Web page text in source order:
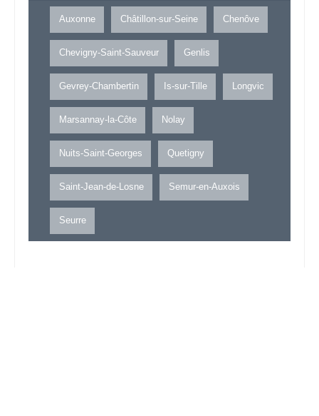
Auxonne Châtillon-sur-Seine Chenôve
Chevigny-Saint-Sauveur Genlis
Gevrey-Chambertin Is-sur-Tille Longvic
Marsannay-la-Côte Nolay
Nuits-Saint-Georges Quetigny
Saint-Jean-de-Losne Semur-en-Auxois
Seurre